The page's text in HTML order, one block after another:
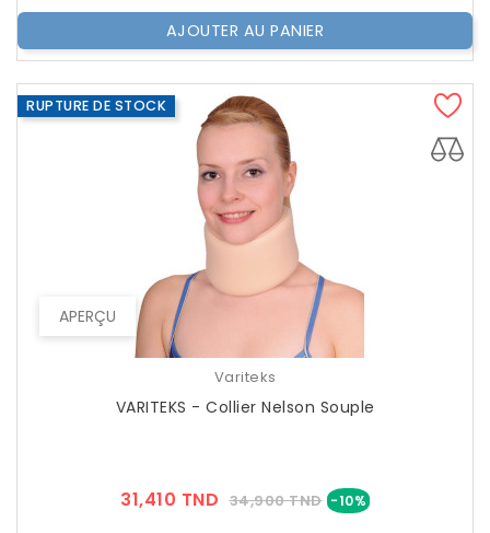
AJOUTER AU PANIER
APERÇU
RUPTURE DE STOCK
Variteks
VARITEKS - Collier Nelson Souple
31,410 TND Prix
34,900 TND -10%Prix